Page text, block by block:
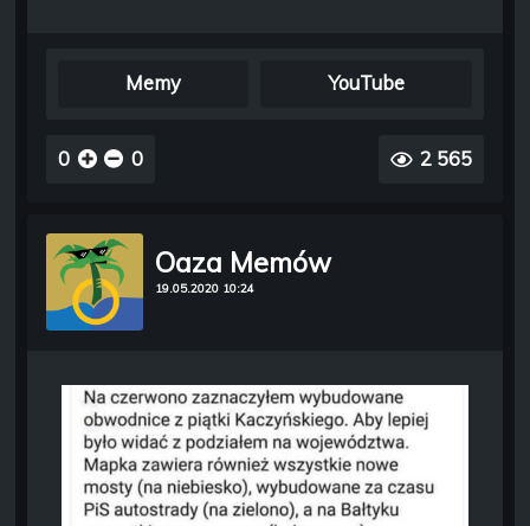
Memy YouTube
0 0 2 565
Oaza Memów
19.05.2020 10:24